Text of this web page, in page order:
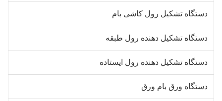
تشکیل رول کاشی بام
تشکیل دهنده رول طبقه
تشکیل دهنده رول ایستاده
ورق بام ورق